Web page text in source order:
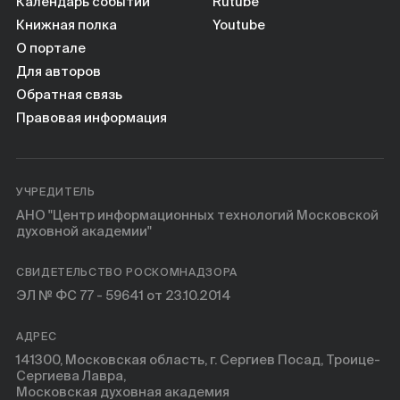
Книжная полка
О портале
Для авторов
Обратная связь
Правовая информация
Youtube
УЧРЕДИТЕЛЬ
АНО "Центр информационных технологий Московской
духовной академии"
СВИДЕТЕЛЬСТВО РОСКОМНАДЗОРА
ЭЛ № ФС 77 - 59641 от 23.10.2014
АДРЕС
141300, Московская область, г. Сергиев Посад, Троице-
Сергиева Лавра,
Московская духовная академия